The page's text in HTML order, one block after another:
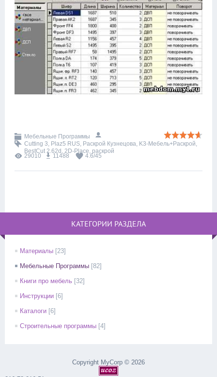
Мебельные Программы
Cutting 3, Plaz5 RUS, Раскрой Кузнецова, K3-Мебель+Раскрой,
BestCut 2.62d , 2D-Place, раскрой
29010 11488 4.6/45
КАТЕГОРИИ РАЗДЕЛА
Материалы [23]
Мебельные Программы [82]
Книги про мебель [32]
Инструкции [6]
Каталоги [6]
Строительные программы [4]
Copyright MyCorp © 2026